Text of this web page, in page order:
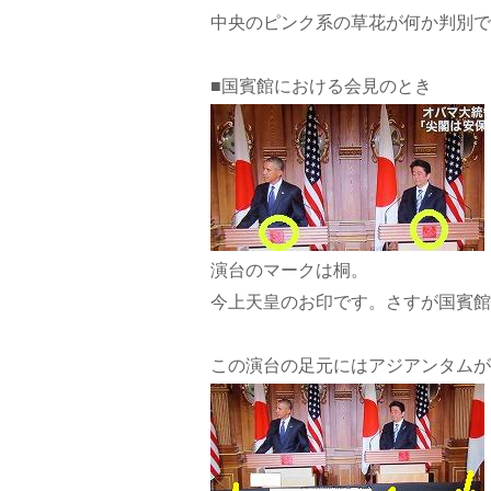
中央のピンク系の草花が何か判別で
■国賓館における会見のとき
演台のマークは桐。
今上天皇のお印です。さすが国賓館
この演台の足元にはアジアンタムが